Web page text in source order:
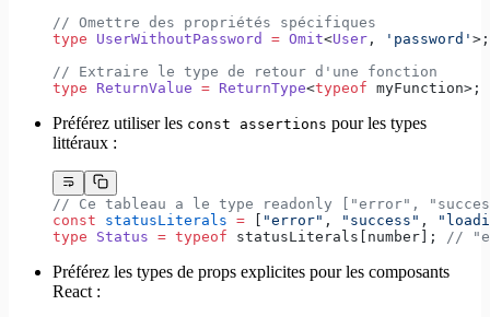
// Omettre des propriétés spécifiques
type UserWithoutPassword = Omit<User , 'password' >;
// Extraire le type de retour d'une fonction
type ReturnValue = ReturnType<typeof myFunction>;
Préférez utiliser les const assertions pour les types
littéraux :
// Ce tableau a le type readonly ["error",
const statusLiterals = "error" , "success" ,
type Status = typeof statusLiterals[number]; //
Préférez les types de props explicites pour les composants
React :